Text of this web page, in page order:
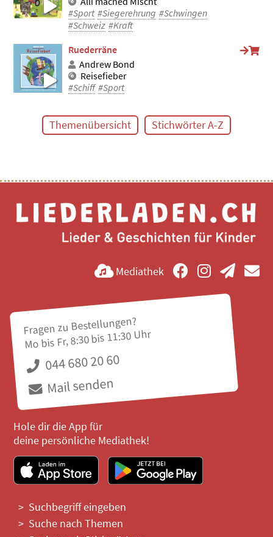
#Sport #Siegerehrung #Schwingen
#Schweiz #Kraft
Ruederräne
Andrew Bond
Reisefieber
#Schiff #Sport
Themenübersicht Stichwörter A-Z
Mediathek
Fragen zu Bestellungen?
Mo bis Fr, 8:30 bis 11:30 Uhr
044 680 20 60
Mail senden
Hole dir die App für
deine persönliche Mediathek!
Suchbegriff eingeben
Suche nach Themen